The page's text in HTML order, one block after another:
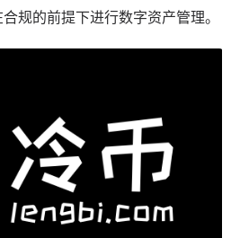
规的前提下进行数字资产管理。